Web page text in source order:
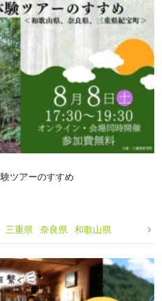
ツアーのすすめ
三重県 奈良県 和歌山県